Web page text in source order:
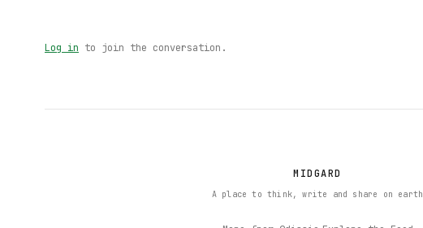
Log in to join the conversation.
MIDGARD
A place to think, write and share on earth